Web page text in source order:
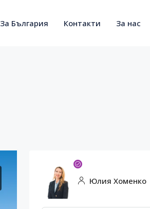
За България Контакти За нас
Юлия Хоменко